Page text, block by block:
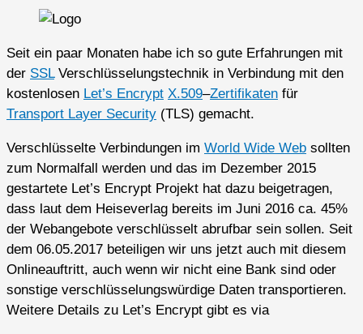
Seit ein paar Monaten habe ich so gute Erfahrungen mit
der SSLVerschlüsselungstechnik in Verbindung mit den
kostenlosen Let’s Encrypt X.509–Zertifikaten für
Transport Layer Security (TLS) gemacht.
Verschlüsselte Verbindungen im World Wide Web sollten
zum Normalfall werden und das im Dezember 2015
gestartete Let’s Encrypt Projekt hat dazu beigetragen,
dass laut dem Heiseverlag bereits im Juni 2016 ca. 45%
der Webangebote verschlüsselt abrufbar sein sollen. Seit
dem 06.05.2017 beteiligen wir uns jetzt auch mit diesem
Onlineauftritt, auch wenn wir nicht eine Bank sind oder
sonstige verschlüsselungswürdige Daten transportieren.
Weitere Details zu Let’s Encrypt gibt es via